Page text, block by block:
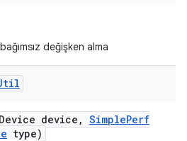
değişken alma
Device device , SimplePerf
type)